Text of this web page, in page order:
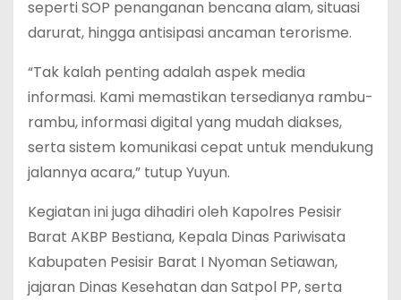
seperti SOP penanganan bencana alam, situasi
darurat, hingga antisipasi ancaman terorisme.
“Tak kalah penting adalah aspek media
informasi. Kami memastikan tersedianya rambu-
rambu, informasi digital yang mudah diakses,
serta sistem komunikasi cepat untuk mendukung
jalannya acara,” tutup Yuyun.
Kegiatan ini juga dihadiri oleh Kapolres Pesisir
Barat AKBP Bestiana, Kepala Dinas Pariwisata
Kabupaten Pesisir Barat I Nyoman Setiawan,
jajaran Dinas Kesehatan dan Satpol PP, serta